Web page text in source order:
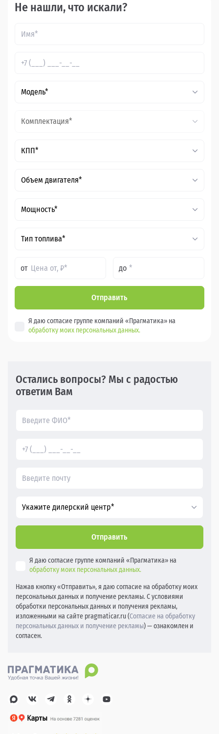
Не нашли, что искали?
Модель*
Комплектация*
КПП*
Объем двигателя*
Мощность*
Тип топлива*
от до
Отправить
Я даю согласие группе компаний «Прагматика» на
обработку моих персональных данных.
Остались вопросы? Мы с радостью
ответим Вам
Укажите дилерский центр*
Отправить
Я даю согласие группе компаний «Прагматика» на
обработку моих персональных данных.
Нажав кнопку «Отправить», я даю согласие на обработку моих
персональных данных и получение рекламы. С условиями
обработки персональных данных и получения рекламы,
изложенными на сайте pragmaticar.ru (Согласие на обработку
персональных данных и получение рекламы) — ознакомлен и
согласен.